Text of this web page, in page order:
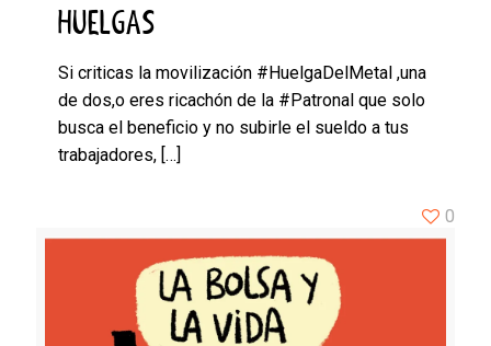
HUELGAS
Si criticas la movilización #HuelgaDelMetal ,una
de dos,o eres ricachón de la #Patronal que solo
busca el beneficio y no subirle el sueldo a tus
trabajadores, […]
0